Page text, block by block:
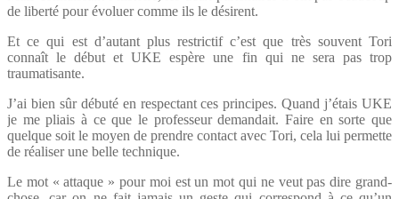
de liberté pour évoluer comme ils le désirent.
Et ce qui est d’autant plus restrictif c’est que très souvent Tori
connaît le début et UKE espère une fin qui ne sera pas trop
traumatisante.
J’ai bien sûr débuté en respectant ces principes. Quand j’étais UKE
je me pliais à ce que le professeur demandait. Faire en sorte que
quelque soit le moyen de prendre contact avec Tori, cela lui permette
de réaliser une belle technique.
Le mot « attaque » pour moi est un mot qui ne veut pas dire grand-